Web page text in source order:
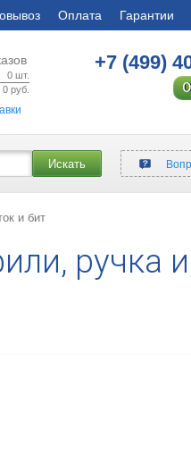
Оплата Гарантии
0 шт.
0 руб.
+7 (499)
Искать
и бит
ручка